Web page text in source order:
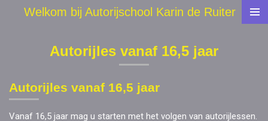
Welkom bij Autorijschool Karin de Ruiter
Autorijles vanaf 16,5 jaar
Autorijles vanaf 16,5 jaar
Vanaf 16,5 jaar mag u starten met het volgen van autorijlessen.